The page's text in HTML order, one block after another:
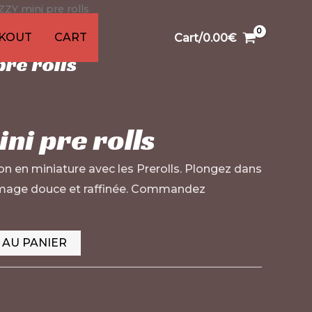
CART Cart/0.00€
mini pre rolls
rolls
pre rolls
en miniature avec les Prerolls. Plongez dans
douce et raffinée. Commandez
PANIER
91
produits
1
produit
13
produits
13
produits
99
produits